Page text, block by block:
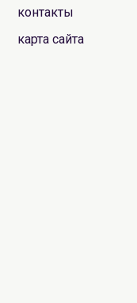
контакты
карта сайта